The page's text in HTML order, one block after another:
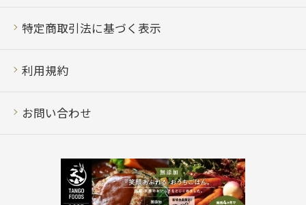
特定商取引法に基づく表示
利用規約
お問い合わせ